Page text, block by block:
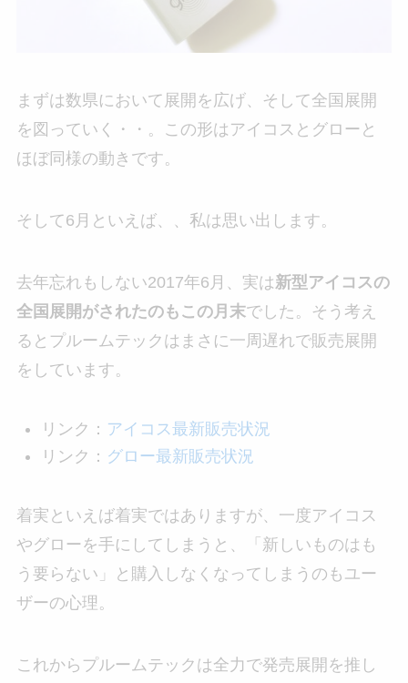
まずは数県において展開を広げ、そして全国展開
を図っていく・・。この形はアイコスとグローと
ほぼ同様の動きです。
そして6月といえば、、私は思い出します。
去年忘れもしない2017年6月、実は新型アイコスの
全国展開がされたのもこの月末でした。そう考え
るとプルームテックはまさに一周遅れで販売展開
をしています。
リンク： アイコス最新販売状況
リンク： グロー最新販売状況
着実といえば着実ではありますが、一度アイコス
やグローを手にしてしまうと、「新しいものはも
う要らない」と購入しなくなってしまうのもユー
ザーの心理。
これからプルームテックは全力で発売展開を推し